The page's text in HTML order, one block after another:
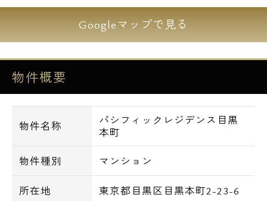
です。
交通アクセスについても東急東横線「学芸大
学」駅や東急目黒線「武蔵小山」駅までも徒
歩圏内でバス通りもあり目黒駅までもバスで
1本のエリアです。
【設備詳細】
■TVモニター付インターホン
■宅配BOX
Googleマップで見る
物件概要
物件名称
パシフィックレジデンス目黒
本町
物件種別 マンション
所在地 東京都目黒区目黒本町2-23-6